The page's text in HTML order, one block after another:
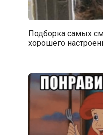
Подборка самых
хорошего